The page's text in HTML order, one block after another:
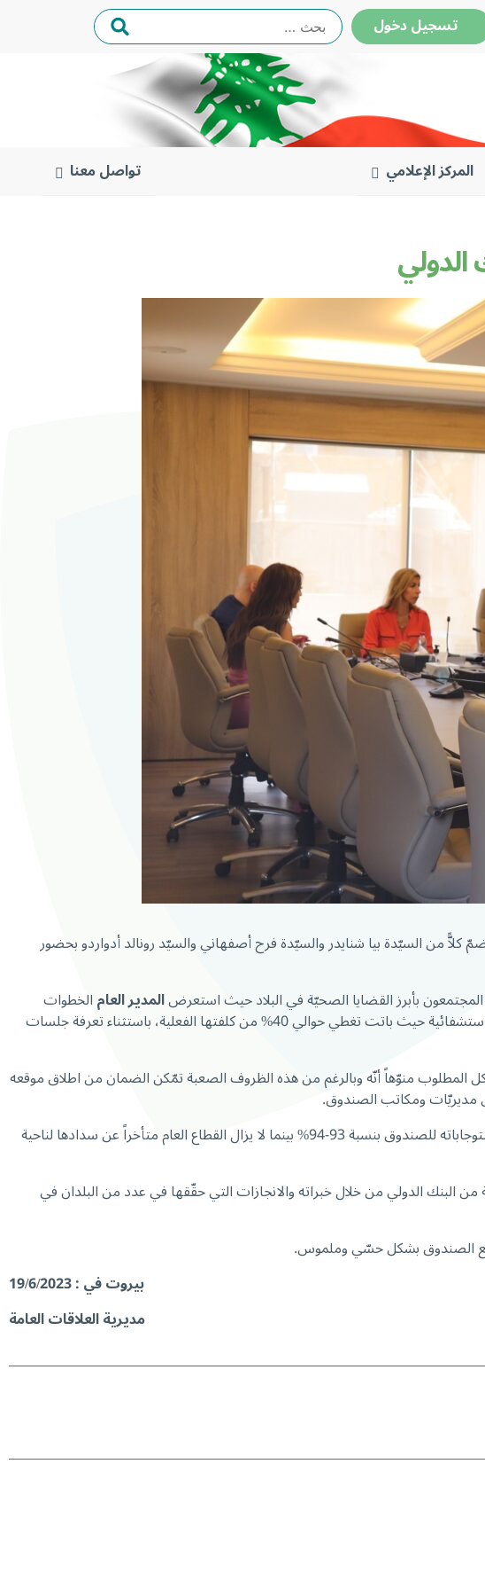
تسجيل دخول البحث
عن:
المركز الإعلامي
تواصل معنا
من السيّدة بيا شنايدر والسيّدة فرح أصفهاني والسيّد رونالد أدواردو بحضور
بأبرز القضايا الصحيّة في البلاد حيث استعرضالمدير العامالخطوات
الأخيرة التي من شأنها التخفيف من وطأة الأزمة الإقتصادية على المضمونين، وبخاصّة لناحية زيادة التعرفات الدوائية والطبيّة والاستشفائية حيث باتت تغطي حوالي 40% من كلفتها الفعلية، باستثناء تعرفة جلسات
المطلوب منوّهاً أنّه وبالرغم من هذه الظروف الصعبة تمّكن الضمان من اطلاق موقعه
مديريّات ومكاتب الصندوق.
أن هذا الأخير ملتزم بتسديد متوجاباته للصندوق بنسبة 93-94% بينما لا يزال القطاع العام متأخراً عن سدادها لناحية
البنك الدولي من خلال خبراته والانجازات التي حقّقها في عدد من البلدان في
مع الصندوق بشكل حسّي وملموس.
بيروت في : 19/6/2023
مديرية العلاقات العامة